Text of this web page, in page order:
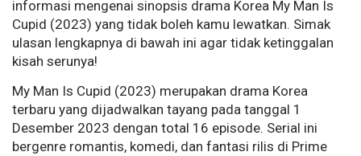
informasi mengenai sinopsis drama Korea My Man Is
Cupid (2023) yang tidak boleh kamu lewatkan. Simak
ulasan lengkapnya di bawah ini agar tidak ketinggalan
kisah serunya!
My Man Is Cupid (2023) merupakan drama Korea
terbaru yang dijadwalkan tayang pada tanggal 1
Desember 2023 dengan total 16 episode. Serial ini
bergenre romantis, komedi, dan fantasi rilis di Prime